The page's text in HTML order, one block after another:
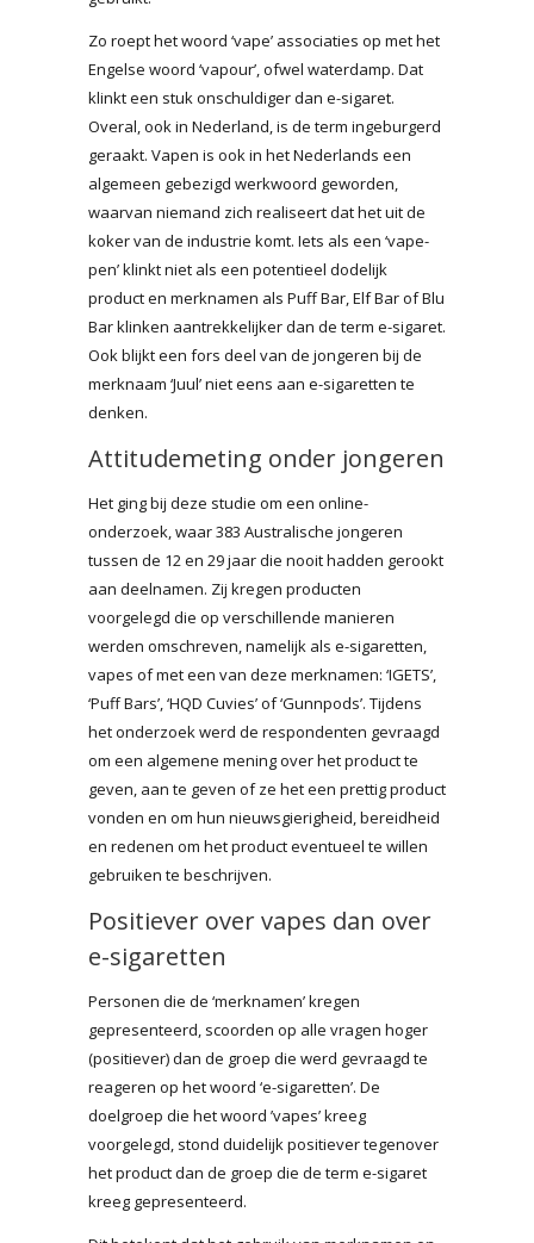
Zo roept het woord ‘vape’ associaties op met het
Engelse woord ‘vapour’, ofwel waterdamp. Dat
klinkt een stuk onschuldiger dan e-sigaret.
Overal, ook in Nederland, is de term ingeburgerd
geraakt. Vapen is ook in het Nederlands een
algemeen gebezigd werkwoord geworden,
waarvan niemand zich realiseert dat het uit de
koker van de industrie komt. Iets als een ‘vape-
pen’ klinkt niet als een potentieel dodelijk
product en merknamen als Puff Bar, Elf Bar of Blu
Bar klinken aantrekkelijker dan de term e-sigaret.
Ook blijkt een fors deel van de jongeren bij de
merknaam ‘Juul’ niet eens aan e-sigaretten te
denken.
Attitudemeting onder jongeren
Het ging bij deze studie om een online-
onderzoek, waar 383 Australische jongeren
tussen de 12 en 29 jaar die nooit hadden gerookt
aan deelnamen. Zij kregen producten
voorgelegd die op verschillende manieren
werden omschreven, namelijk als e-sigaretten,
vapes of met een van deze merknamen: ‘IGETS’,
‘Puff Bars’, ‘HQD Cuvies’ of ‘Gunnpods’. Tijdens
het onderzoek werd de respondenten gevraagd
om een algemene mening over het product te
geven, aan te geven of ze het een prettig product
vonden en om hun nieuwsgierigheid, bereidheid
en redenen om het product eventueel te willen
gebruiken te beschrijven.
Positiever over vapes dan over
e-sigaretten
Personen die de ‘merknamen’ kregen
gepresenteerd, scoorden op alle vragen hoger
(positiever) dan de groep die werd gevraagd te
reageren op het woord ‘e-sigaretten’. De
doelgroep die het woord ’vapes’ kreeg
voorgelegd, stond duidelijk positiever tegenover
het product dan de groep die de term e-sigaret
kreeg gepresenteerd.